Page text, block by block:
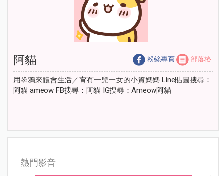
阿貓 粉絲專頁 部落格
用塗鴉來體會生活／育有一兒一女的小資媽媽 Line貼圖搜尋：
阿貓 ameow FB搜尋：阿貓 IG搜尋：Ameow阿貓
熱門影音